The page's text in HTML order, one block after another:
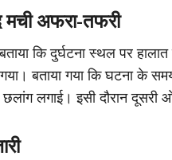
अफरा-तफरी
ने बताया कि दुर्घटना स्थल पर
बताया गया कि घटना के
लगाई। इसी दौरान